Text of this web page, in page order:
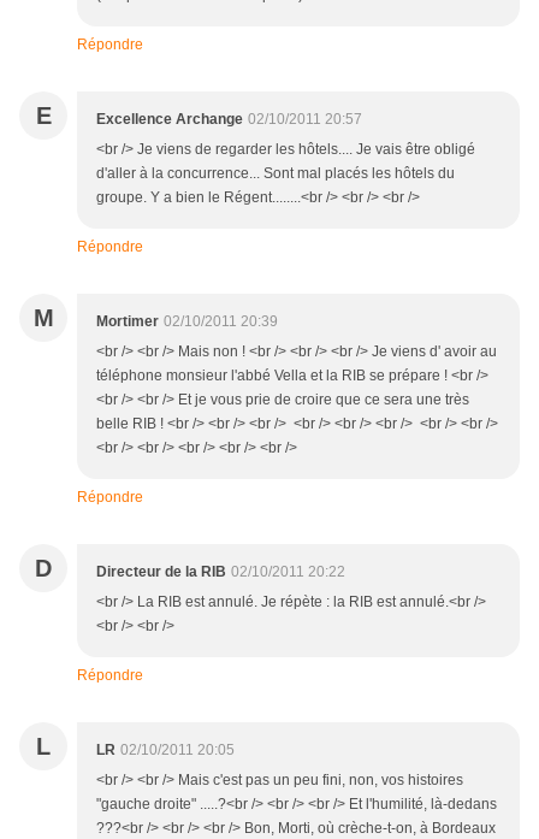
Répondre
E Excellence Archange 02/10/2011 20:57
<br /> Je viens de regarder les hôtels.... Je vais être obligé
d'aller à la concurrence... Sont mal placés les hôtels du
groupe. Y a bien le Régent........<br /> <br /> <br />
Répondre
M Mortimer 02/10/2011 20:39
<br /> <br /> Mais non ! <br /> <br /> <br /> Je viens d' avoir au
téléphone monsieur l'abbé Vella et la RIB se prépare ! <br />
<br /> <br /> Et je vous prie de croire que ce sera une très
belle RIB ! <br /> <br /> <br /> <br /> <br /> <br /> <br /> <br />
<br /> <br /> <br /> <br /> <br />
Répondre
D Directeur de la RIB 02/10/2011 20:22
<br /> La RIB est annulé. Je répète : la RIB est annulé.<br />
<br /> <br />
Répondre
L LR 02/10/2011 20:05
<br /> <br /> Mais c'est pas un peu fini, non, vos histoires
"gauche droite" .....?<br /> <br /> <br /> Et l'humilité, là-dedans
???<br /> <br /> <br /> Bon, Morti, où crèche-t-on, à Bordeaux